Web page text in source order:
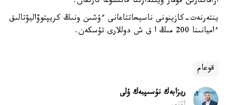
ينتەرنەت-كازينونى ناسيحاتتاعانى ءۇشىن ونىڭ كريپتوۆاليۋتالىق
ءاميانىنا 200 مىڭ ا ق ش دوللارى تۇسكەن.
قوعام
ريزابەك نۇسىپبەك ۇلى